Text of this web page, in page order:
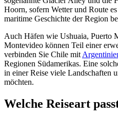
Hoorn, sofern Wetter und Route
maritime Geschichte der Region
Auch Häfen wie Ushuaia, Puerto
Montevideo können Teil einer
verbinden Sie Chile mit
Regionen Südamerikas. Eine
in einer Reise viele Landschaften
möchten.
Welche Reiseart